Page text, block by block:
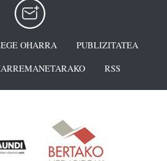
OHARRA
PUBLIZITATEA
RSS